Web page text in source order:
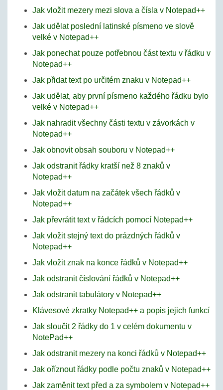
Jak vložit mezery mezi slova a čísla v Notepad++
Jak udělat poslední latinské písmeno ve slově
velké v Notepad++
Jak ponechat pouze potřebnou část textu v řádku v
Notepad++
Jak přidat text po určitém znaku v Notepad++
Jak udělat, aby první písmeno každého řádku bylo
velké v Notepad++
Jak nahradit všechny části textu v závorkách v
Notepad++
Jak obnovit obsah souboru v Notepad++
Jak odstranit řádky kratší než 8 znaků v
Notepad++
Jak vložit datum na začátek všech řádků v
Notepad++
Jak převrátit text v řádcích pomocí Notepad++
Jak vložit stejný text do prázdných řádků v
Notepad++
Jak vložit znak na konce řádků v Notepad++
Jak odstranit číslování řádků v Notepad++
Jak odstranit tabulátory v Notepad++
Klávesové zkratky Notepad++ a popis jejich funkcí
Jak sloučit 2 řádky do 1 v celém dokumentu v
NotePad++
Jak odstranit mezery na konci řádků v Notepad++
Jak oříznout řádky podle počtu znaků v Notepad++
Jak zaměnit text před a za symbolem v Notepad++